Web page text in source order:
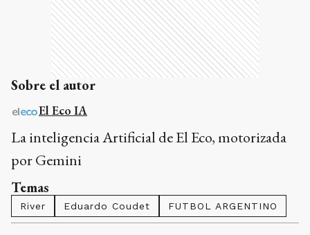
Sobre el autor
El Eco IA
La inteligencia Artificial de El Eco, motorizada
por Gemini
Temas
River Eduardo Coudet FUTBOL ARGENTINO